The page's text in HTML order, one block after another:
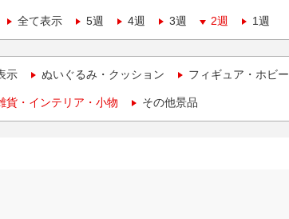
全て表示 5週 4週 3週 2週 1週
示 ぬいぐるみ・クッション フィギュア・ホビー
貨・インテリア・小物 その他景品